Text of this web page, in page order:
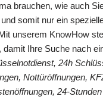
brauchen, wie auch
somit nur ein
unserem KnowHow
damit Ihre Suche nach
24h
Nottüröffnungen,
24-